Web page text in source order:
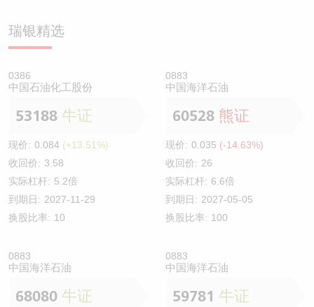
瑞银精选
0386
中国石油化工股份
53188 牛证
现价: 0.084 (+13.51%)
收回价: 3.58
实际杠杆: 5.2倍
到期日: 2027-11-29
换股比率: 10
0883
中国海洋石油
60528 熊证
现价: 0.035 (-14.63%)
收回价: 26
实际杠杆: 6.6倍
到期日: 2027-05-05
换股比率: 100
0883
中国海洋石油
68080 牛证
0883
中国海洋石油
59781 牛证